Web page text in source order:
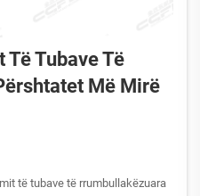
Të Tubave Të
Më Mirë
të tubave të rrumbullakëzuara